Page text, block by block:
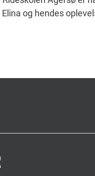
og hendes